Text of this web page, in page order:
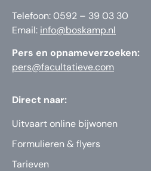
Telefoon: 0592 – 39 03 30
Email: info@boskamp.nl
Pers en opnameverzoeken:
pers@facultatieve.com
Direct naar:
Uitvaart online bijwonen
Formulieren & flyers
Tarieven